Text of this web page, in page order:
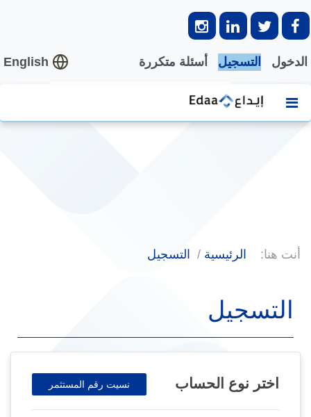
English الدخول التسجيل أسئلة متكررة
أنت هنا: الرئيسية التسجيل
التسجيل
اختر نوع الحساب نسيت رقم المستثمر